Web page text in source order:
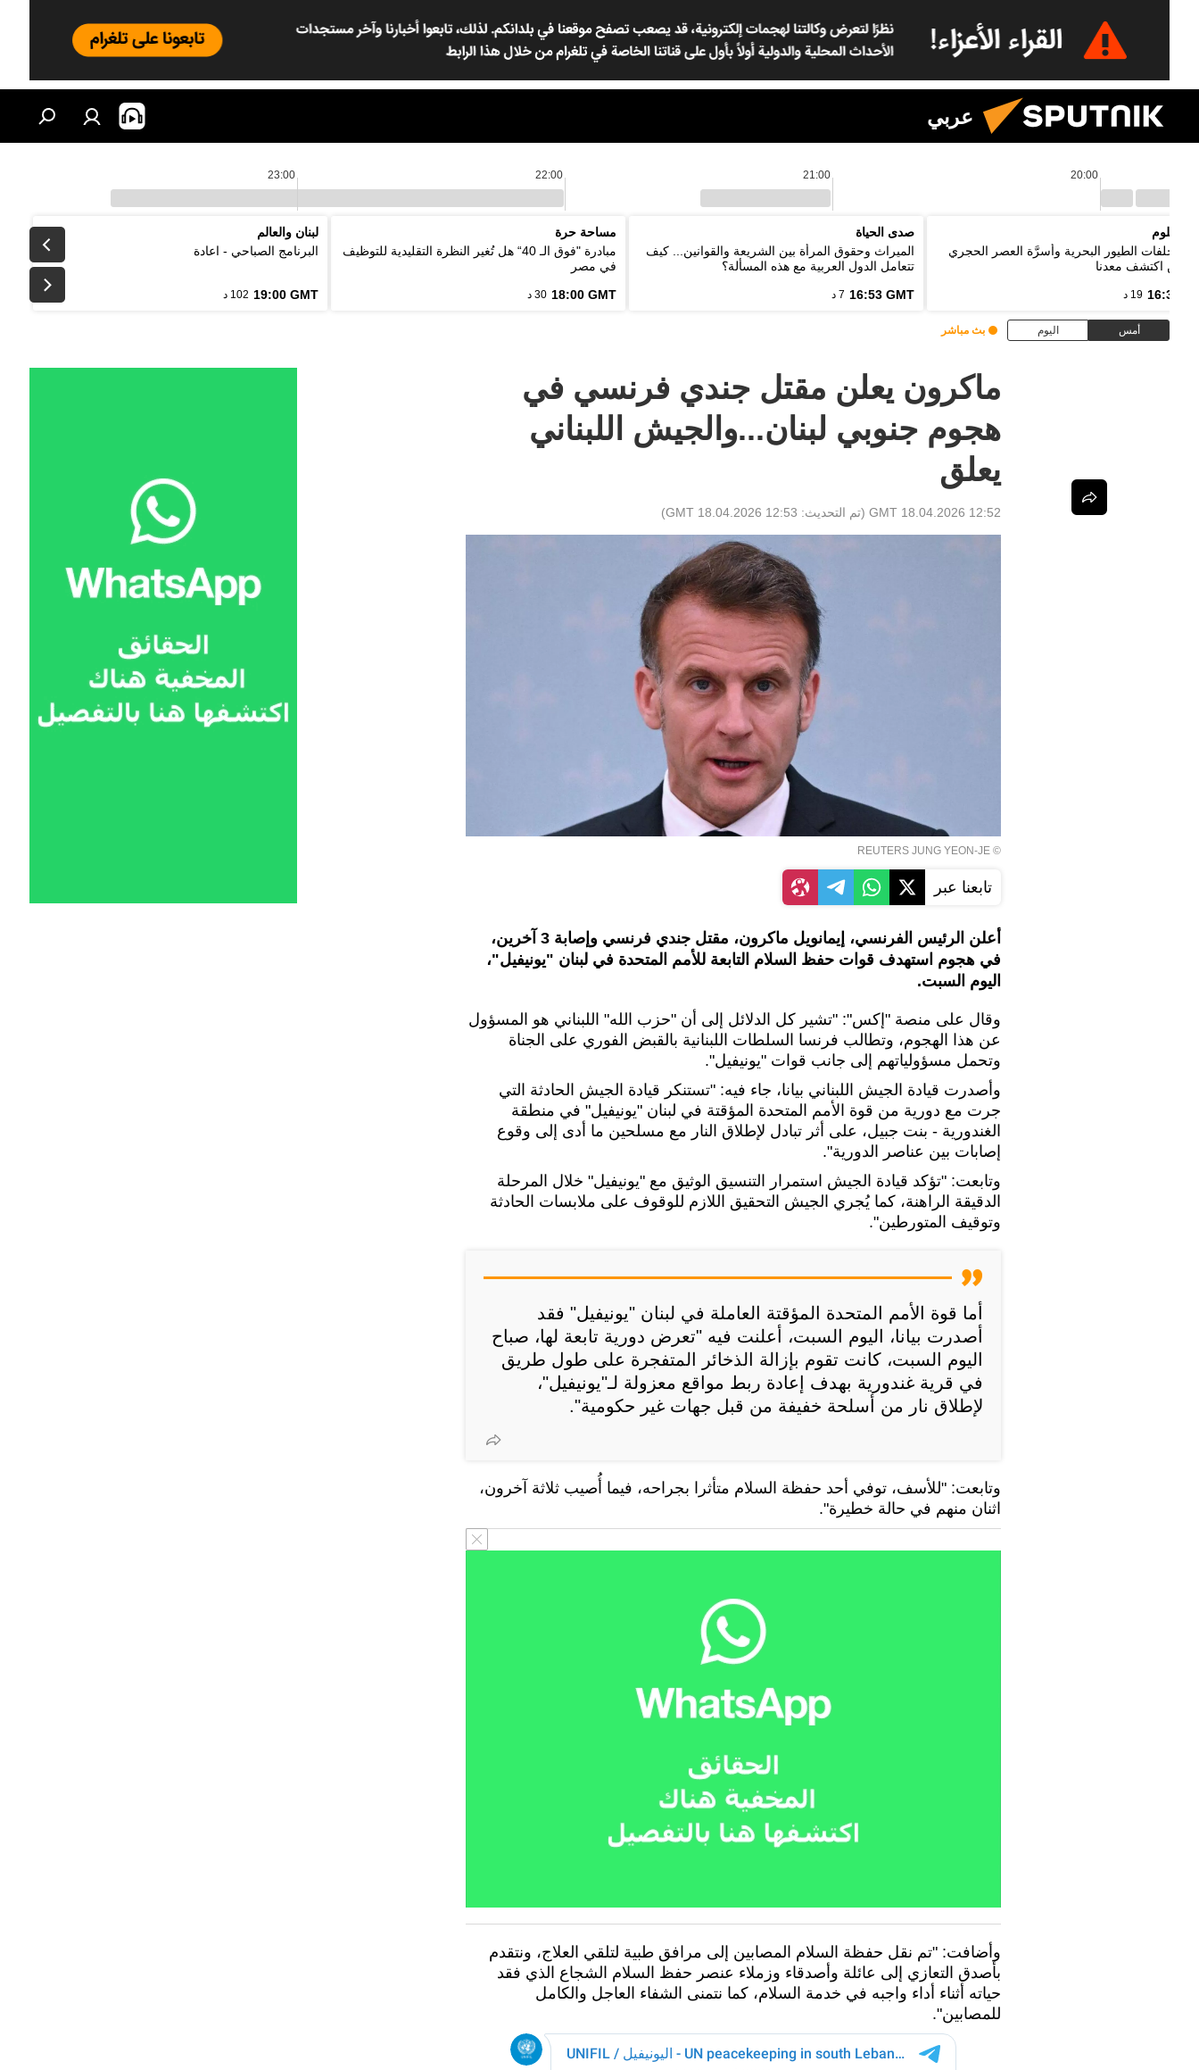
عربي
20:00
21:00
22:00
23:00
العلوم
مخلفات الطيور البحرية وأسرَّة العصر الحجري
من اكتشف معدنا
16:33 19 د
صدى الحياة
الميراث وحقوق المرأة بين الشريعة والقوانين... كيف
تتعامل الدول العربية مع هذه المسألة؟
16:53 GMT 7 د
مساحة حرة
مبادرة "فوق الـ 40“ هل تُغير النظرة التقليدية للتوظيف
في مصر
18:00 GMT 30 د
لبنان والعالم
البرنامج الصباحي - اعادة
19:00 GMT 102 د
أمس اليوم بث مباشر
ماكرون يعلن مقتل جندي فرنسي في
هجوم جنوبي لبنان...والجيش اللبناني
يعلق
12:52 GMT 18.04.2026 (تم التحديث: 12:53 GMT 18.04.2026
)
© REUTERS JUNG YEON-JE
تابعنا عبر
أعلن الرئيس الفرنسي، إيمانويل ماكرون، مقتل جندي فرنسي وإصابة 3 آخرين،
في هجوم استهدف قوات حفظ السلام التابعة للأمم المتحدة في لبنان "يونيفيل"،
اليوم السبت.
وقال على منصة "إكس": "تشير كل الدلائل إلى أن "حزب الله" اللبناني هو المسؤول
عن هذا الهجوم، وتطالب فرنسا السلطات اللبنانية بالقبض الفوري على الجناة
وتحمل مسؤولياتهم إلى جانب قوات "يونيفيل".
وأصدرت قيادة الجيش اللبناني بيانا، جاء فيه: "تستنكر قيادة الجيش الحادثة التي
جرت مع دورية من قوة الأمم المتحدة المؤقتة في لبنان "يونيفيل" في منطقة
الغندورية - بنت جبيل، على أثر تبادل لإطلاق النار مع مسلحين ما أدى إلى وقوع
إصابات بين عناصر الدورية".
وتابعت: "تؤكد قيادة الجيش استمرار التنسيق الوثيق مع "يونيفيل" خلال المرحلة
الدقيقة الراهنة، كما يُجري الجيش التحقيق اللازم للوقوف على ملابسات الحادثة
وتوقيف المتورطين".
أما قوة الأمم المتحدة المؤقتة العاملة في لبنان "يونيفيل" فقد
أصدرت بيانا، اليوم السبت، أعلنت فيه "تعرض دورية تابعة لها، صباح
اليوم السبت، كانت تقوم بإزالة الذخائر المتفجرة على طول طريق
في قرية غندورية بهدف إعادة ربط مواقع معزولة لـ"يونيفيل"،
لإطلاق نار من أسلحة خفيفة من قبل جهات غير حكومية".
وتابعت: "للأسف، توفي أحد حفظة السلام متأثرا بجراحه، فيما أُصيب ثلاثة آخرون،
اثنان منهم في حالة خطيرة".
وأضافت: "تم نقل حفظة السلام المصابين إلى مرافق طبية لتلقي العلاج، ونتقدم
بأصدق التعازي إلى عائلة وأصدقاء وزملاء عنصر حفظ السلام الشجاع الذي فقد
حياته أثناء أداء واجبه في خدمة السلام، كما نتمنى الشفاء العاجل والكامل
للمصابين".